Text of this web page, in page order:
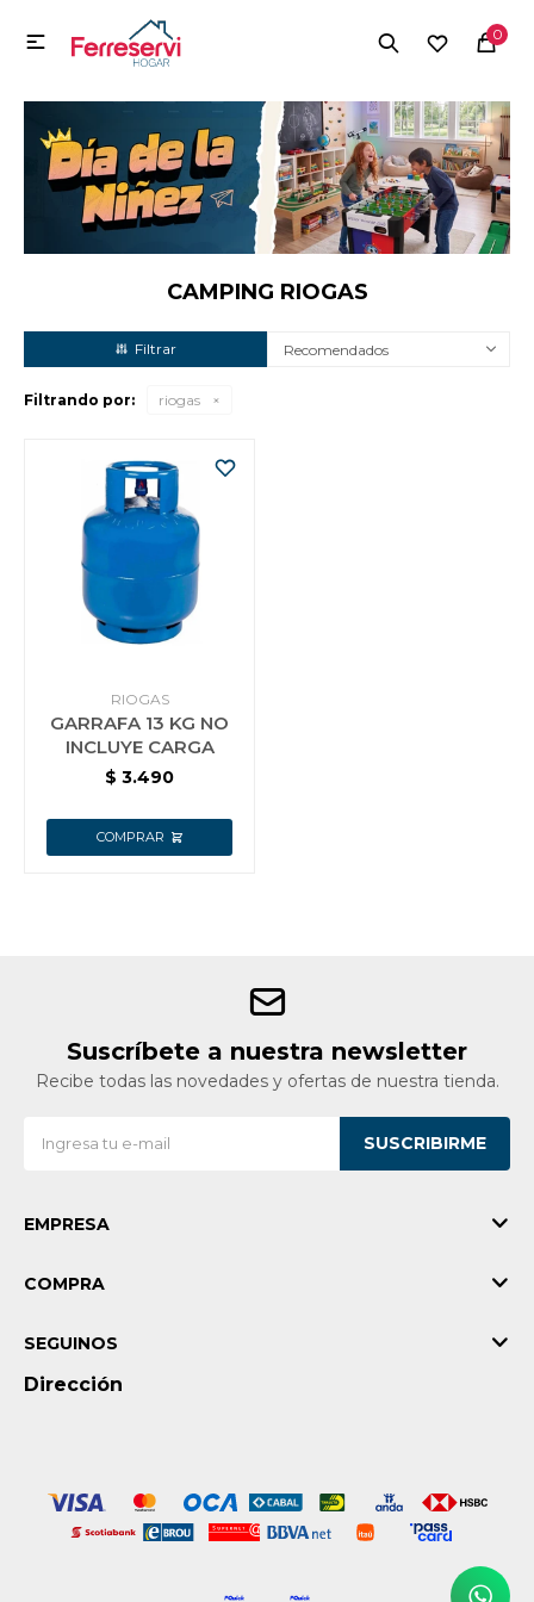
0

CAMPING RIOGAS
Recomendados
Filtrando por: riogas
RIOGAS
GARRAFA 13 KG NO
INCLUYE CARGA
$ 3.490
Suscríbete a nuestra newsletter
Recibe todas las novedades y ofertas de nuestra tienda.
SUSCRIBIRME
EMPRESA
COMPRA
Dirección
SEGUINOS
MI CUENTA
Menú Herramientas y Construcción Electrodomésticos
Herramientas y Construcción
Electrodomésticos
Tecnología
Camping
Jardín y Aire Libre
Mascotas